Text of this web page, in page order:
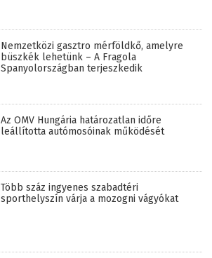
Nemzetközi gasztro mérföldkő, amelyre
büszkék lehetünk – A Fragola
Spanyolországban terjeszkedik
Az OMV Hungária határozatlan időre
leállította autómosóinak működését
Több száz ingyenes szabadtéri
sporthelyszín várja a mozogni vágyókat